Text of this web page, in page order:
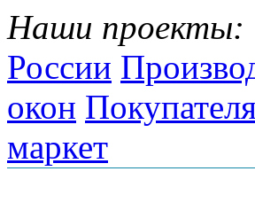
Наши проекты:
России
окон
маркет